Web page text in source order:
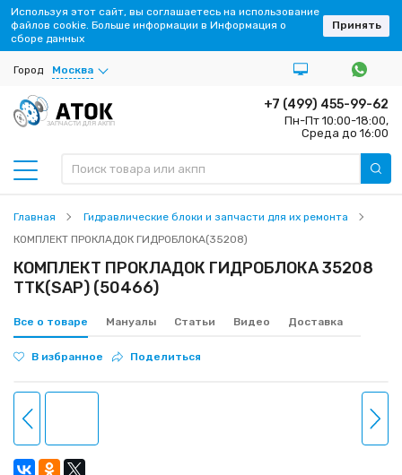
Город Москва
ЗАПЧАСТИ ДЛЯ АКПП
+7 (499) 455-99-62
Пн-Пт 10:00-18:00,
Среда до 16:00
Главная
Гидравлические блоки и запчасти для их ремонта
КОМПЛЕКТ ПРОКЛАДОК ГИДРОБЛОКА(35208)
КОМПЛЕКТ ПРОКЛАДОК ГИДРОБЛОКА 35208
TTK(SAP) (50466)
Все о товаре Мануалы Статьи Видео Доставка
В избранное Поделиться
Используя этот сайт, вы соглашаетесь на использование
файлов cookie. Больше информации в Информация о
сборе данных
Принять